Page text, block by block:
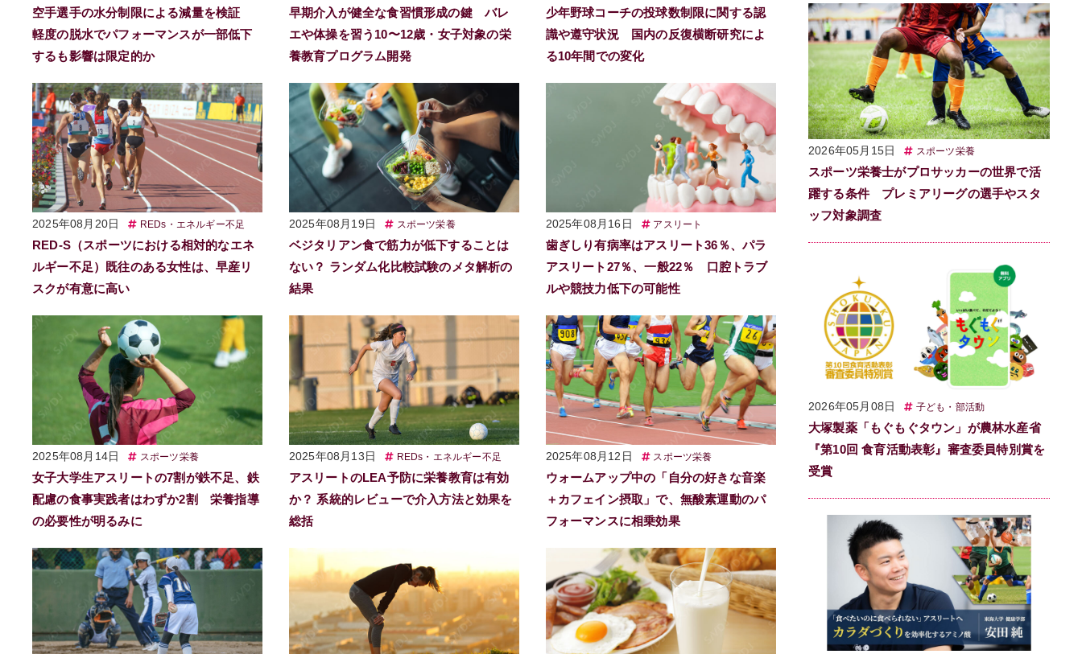
空手選手の水分制限による減量を検証
軽度の脱水でパフォーマンスが一部低下
するも影響は限定的か
早期介入が健全な食習慣形成の鍵 バレ
エや体操を習う10〜12歳・女子対象の栄
養教育プログラム開発
少年野球コーチの投球数制限に関する認
識や遵守状況 国内の反復横断研究によ
る10年間での変化
2025年08月20日 REDs・エネルギー不足
RED-S（スポーツにおける相対的なエネ
ルギー不足）既往のある女性は、早産リ
スクが有意に高い
2025年08月19日 スポーツ栄養
ベジタリアン食で筋力が低下することは
ない？ ランダム化比較試験のメタ解析の
結果
2025年08月16日 アスリート
歯ぎしり有病率はアスリート36％、パラ
アスリート27％、一般22％ 口腔トラブ
ルや競技力低下の可能性
2025年08月14日 スポーツ栄養
女子大学生アスリートの7割が鉄不足、鉄
配慮の食事実践者はわずか2割 栄養指導
の必要性が明るみに
2025年08月13日 REDs・エネルギー不足
アスリートのLEA予防に栄養教育は有効
か？ 系統的レビューで介入方法と効果を
総括
2025年08月12日 スポーツ栄養
ウォームアップ中の「自分の好きな音楽
＋カフェイン摂取」で、無酸素運動のパ
フォーマンスに相乗効果
2026年05月15日 スポーツ栄養
スポーツ栄養士がプロサッカーの世界で活
躍する条件 プレミアリーグの選手やスタ
ッフ対象調査
2026年05月08日 子ども・部活動
大塚製薬「もぐもぐタウン」が農林水産省
『第10回 食育活動表彰』審査委員特別賞を
受賞